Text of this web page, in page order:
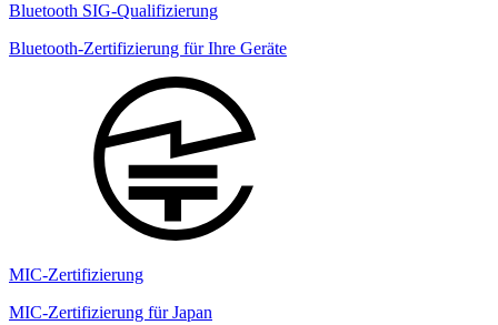
Bluetooth SIG-Qualifizierung
Bluetooth-Zertifizierung für Ihre Geräte
MIC-Zertifizierung
MIC-Zertifizierung für Japan